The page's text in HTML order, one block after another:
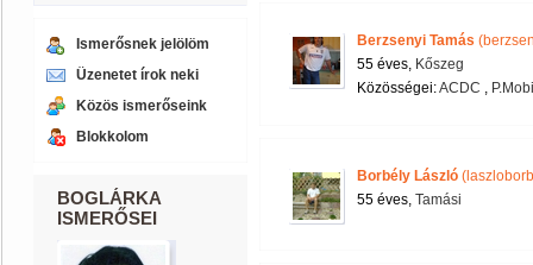
Ismerősnek jelölöm
Üzenetet írok neki
Közös ismerőseink
Blokkolom
BOGLÁRKA
ISMERŐSEI
Berzsenyi Tamás
55 éves, Kőszeg
Közösségei:ACDC ,
Borbély László
55 éves, Tamási